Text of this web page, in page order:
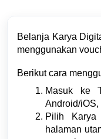
Belanja Karya
menggunakan
Berikut cara
Masuk ke
Android/iOS,
Pilih
halaman